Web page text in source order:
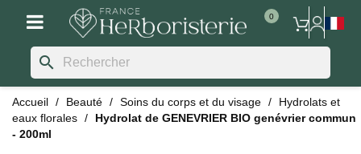
search
Accueil Beauté Soins du corps et du visage
Hydrolats et
eaux florales
Hydrolat de GENEVRIER BIO genévrier commun
- 200ml